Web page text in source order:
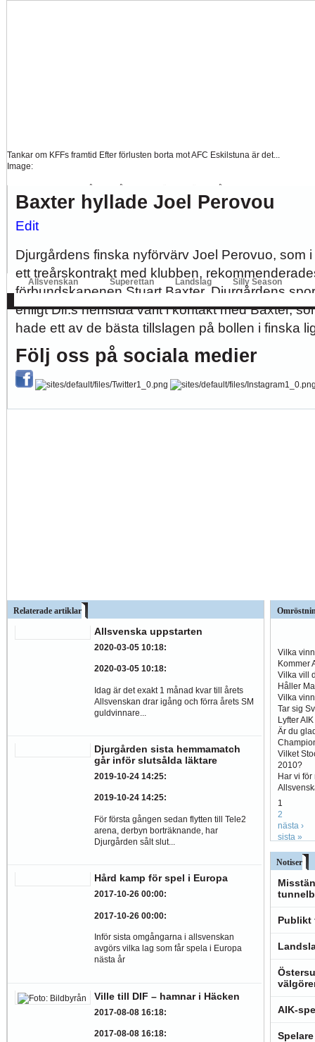
Tankar om KFFs framtid Efter förlusten borta mot AFC Eskilstuna är det...
Image:
Image:
Hur länge orkar Swärdh?
Bäst i stan efter sex... Inte för att det kanske har så stor betydelse i...
Image:
Allsvenskan
Superettan Landslag Silly Season
Baxter hyllade Joel Perovou
Edit
Djurgårdens finska nyförvärv Joel Perovuo, som
ett treårskontrakt med klubben,
förbundskapenen Stuart Baxter. Djurgårdens
enligt Dif:s hemsida varit i kontakt med Baxter,
hade ett av de bästa tillslagen på bollen i finska
Följ oss på sociala medier
Relaterade artiklar
Allsvenska uppstarten
2020-03-05 10:18:
2020-03-05 10:18:
Idag är det exakt 1 månad kvar till årets
Allsvenskan drar igång och förra årets SM
guldvinnare...
Djurgården sista hemmamatch
går inför slutsålda läktare
2019-10-24 14:25:
2019-10-24 14:25:
För första gången sedan flytten till Tele2
arena, derbyn borträknande, har
Djurgården sålt slut...
Hård kamp för spel i Europa
2017-10-26 00:00:
2017-10-26 00:00:
Inför sista omgångarna i allsvenskan
avgörs vilka lag som får spela i Europa
nästa år
Ville till DIF – hamnar i Häcken
2017-08-08 16:18:
2017-08-08 16:18:
Vilka
Kommer
Vilka vill
Håller
Vilka
Tar sig
Lyfter
Är du
Vilket
2010?
Har vi
1
2
nästa ›
sista »
Notiser
Publikt
AIK-